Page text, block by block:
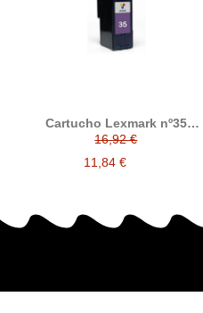
Cartucho Lexmark nº35
tricolor compatible
16,92 €
11,84 €